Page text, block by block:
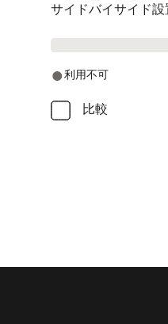
サイドバイサイド設
利用不可
比較